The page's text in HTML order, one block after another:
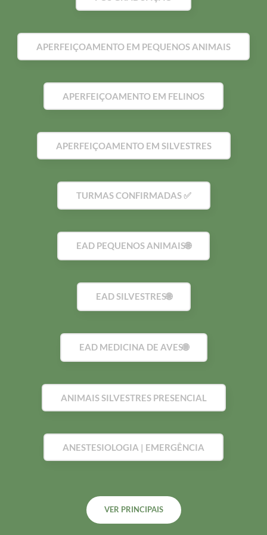
APERFEIÇOAMENTO EM PEQUENOS ANIMAIS
APERFEIÇOAMENTO EM FELINOS
APERFEIÇOAMENTO EM SILVESTRES
TURMAS CONFIRMADAS ✅
EAD PEQUENOS ANIMAIS🌐
EAD SILVESTRES🌐
EAD MEDICINA DE AVES🌐
ANIMAIS SILVESTRES PRESENCIAL
ANESTESIOLOGIA | EMERGÊNCIA
VER PRINCIPAIS